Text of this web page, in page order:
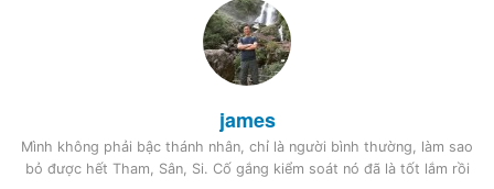
james
Mình không phải bậc thánh nhân, chỉ là người bình thường, làm sao
bỏ được hết Tham, Sân, Si. Cố gắng kiểm soát nó đã là tốt lắm rồi